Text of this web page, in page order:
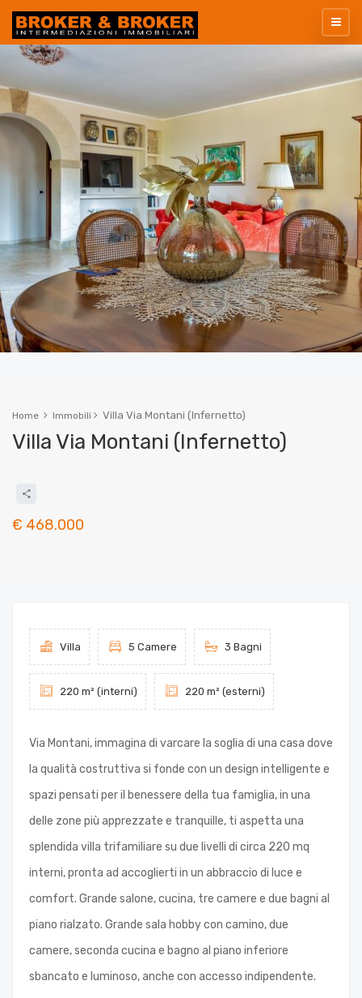
Home Immobili Villa Via Montani (Infernetto)
Villa Via Montani (Infernetto)
€ 468.000
Villa 5 Camere 3 Bagni
220 m² (interni) 220 m² (esterni)
Via Montani, immagina di varcare la soglia di una casa dove
la qualità costruttiva si fonde con un design intelligente e
spazi pensati per il benessere della tua famiglia, in una
delle zone più apprezzate e tranquille, ti aspetta una
splendida villa trifamiliare su due livelli di circa 220 mq
interni, pronta ad accoglierti in un abbraccio di luce e
comfort. Grande salone, cucina, tre camere e due bagni al
piano rialzato. Grande sala hobby con camino, due
camere, seconda cucina e bagno al piano inferiore
sbancato e luminoso, anche con accesso indipendente.